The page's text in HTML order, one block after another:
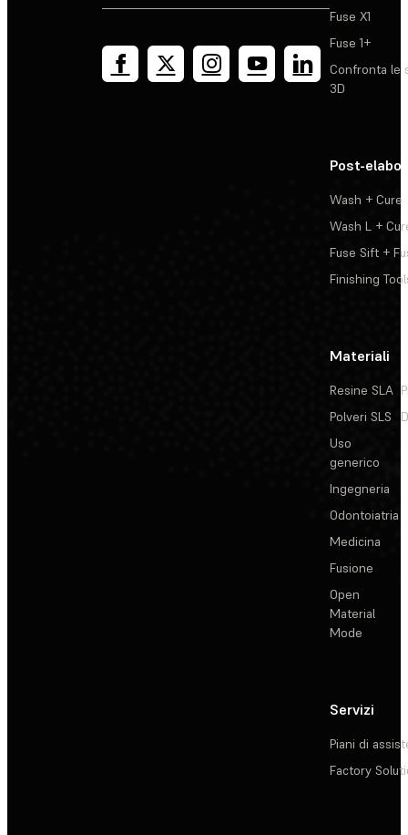
Fuse X1
Fuse 1+
Confronta le
3D
Post-
Wash + Cure
Wash L +
Fuse Sift +
Finishing
Materiali
Resine SLA
Polveri SLS
Uso
generico
Ingegneria
Odontoiatria
Medicina
Fusione
Open
Material
Mode
Servizi
Piani di
Factory